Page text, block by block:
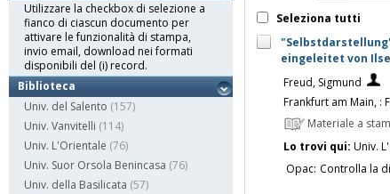
Utilizzare la checkbox di selezione a
fianco di ciascun documento per
attivare le funzionalità di stampa,
invio email, download nei formati
disponibili del (i) record.
Biblioteca
Univ. del Salento (157)
Univ. Vanvitelli (114)
Univ. L'Orientale (76)
Univ. Suor Orsola Benincasa (76)
Univ. della Basilicata (57)
Seleziona tutti
eingeleitet von
Freud, Sigmund
Frankfurt am Main, :
Materiale a
Lo trovi qui: Univ.
Opac: Controlla la